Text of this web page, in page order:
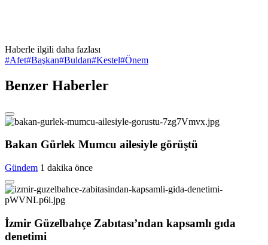
Haberle ilgili daha fazlası
#Afet#Başkan#Buldan#Kestel#Önem
Benzer Haberler
Bakan Gürlek Mumcu ailesiyle görüştü
Gündem 1 dakika önce
İzmir Güzelbahçe Zabıtası’ndan kapsamlı gıda
denetimi